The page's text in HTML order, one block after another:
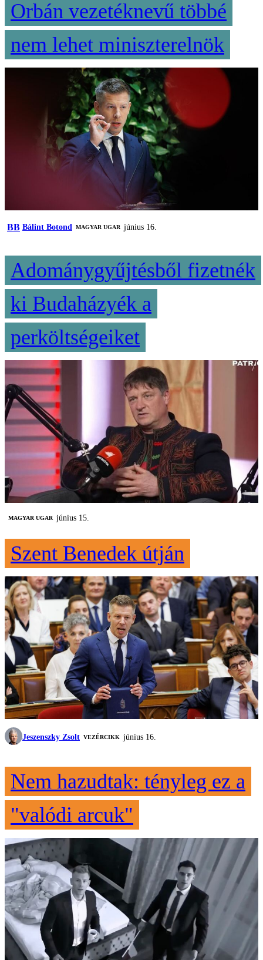
Orbán vezetéknevű többé
nem lehet miniszterelnök
BB Bálint Botond MAGYAR UGAR június 16.
Adománygyűjtésből fizetnék
ki Budaházyék a
perköltségeiket
MAGYAR UGAR június 15.
Szent Benedek útján
Jeszenszky Zsolt VEZÉRCIKK június 16.
Nem hazudtak: tényleg ez a
"valódi arcuk"